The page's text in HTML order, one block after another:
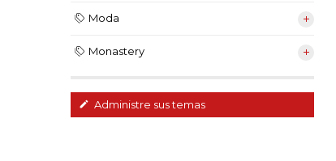
Moda
Monastery
Administre sus temas